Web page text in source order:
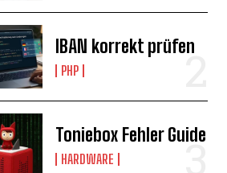
IBAN korrekt prüfen
PHP
Toniebox Fehler Guide
HARDWARE